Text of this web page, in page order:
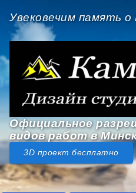
Увековечим память о
Официальное
видов работ в
3D проект бесплатно